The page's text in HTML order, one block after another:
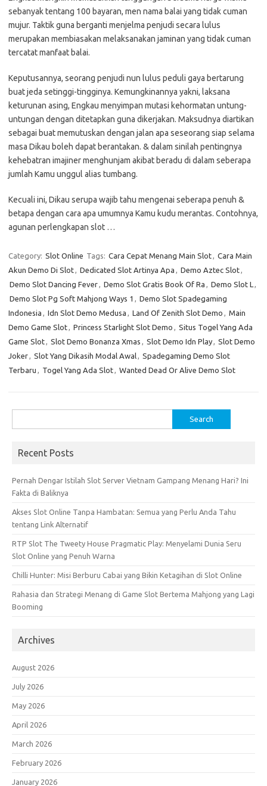
sebanyak tentang 100 bayaran, men nama balai yang tidak cuman
mujur. Taktik guna berganti menjelma penjudi secara lulus
merupakan membiasakan melaksanakan jaminan yang tidak cuman
tercatat manfaat balai.
Keputusannya, seorang penjudi nun lulus peduli gaya bertarung
buat jeda setinggi-tingginya. Kemungkinannya yakni, laksana
keturunan asing, Engkau menyimpan mutasi kehormatan untung-
untungan dengan ditetapkan guna dikerjakan. Maksudnya diartikan
sebagai buat memutuskan dengan jalan apa seseorang siap selama
masa Dikau boleh dapat berantakan. & dalam sinilah pentingnya
kehebatran imajiner menghunjam akibat beradu di dalam seberapa
jumlah Kamu unggul alias tumbang.
Kecuali ini, Dikau serupa wajib tahu mengenai seberapa penuh &
betapa dengan cara apa umumnya Kamu kudu merantas. Contohnya,
agunan perlengkapan slot …
Category: Slot Online Tags: Cara Cepat Menang Main Slot, Cara Main
Akun Demo Di Slot, Dedicated Slot Artinya Apa , Demo Aztec Slot,
Demo Slot Dancing Fever, Demo Slot Gratis Book Of Ra , Demo Slot L ,
Demo Slot Pg Soft Mahjong Ways 1 , Demo Slot Spadegaming
Indonesia , Idn Slot Demo Medusa , Land Of Zenith Slot Demo , Main
Demo Game Slot, Princess Starlight Slot Demo , Situs Togel Yang Ada
Game Slot, Slot Demo Bonanza Xmas , Slot Demo Idn Play, Slot Demo
Joker, Slot Yang Dikasih Modal Awal, Spadegaming Demo Slot
Terbaru , Togel Yang Ada Slot, Wanted Dead Or Alive Demo Slot
for:
Recent Posts
Pernah Dengar Istilah Slot Server Vietnam Gampang Menang Hari? Ini
Fakta di Baliknya
Akses Slot Online Tanpa Hambatan: Semua yang Perlu Anda Tahu
tentang Link Alternatif
RTP Slot The Tweety House Pragmatic Play: Menyelami Dunia Seru
Slot Online yang Penuh Warna
Chilli Hunter: Misi Berburu Cabai yang Bikin Ketagihan di Slot Online
Rahasia dan Strategi Menang di Game Slot Bertema Mahjong yang Lagi
Booming
Archives
August 2026
July 2026
May 2026
April 2026
March 2026
February 2026
January 2026